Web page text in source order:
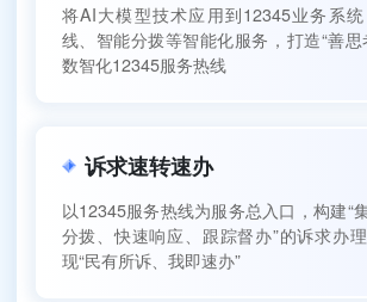
将AI大模型技术应用到12345业务系
线、智能分拨等智能化服务，打造“善思
数智化12345服务热线
诉求速转速办
以12345服务热线为服务总入口，构建“
分拨、快速响应、跟踪督办”的诉求办
现“民有所诉、我即速办”